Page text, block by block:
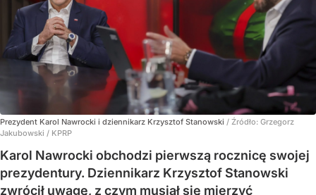
Prezydent Karol Nawrocki i dziennikarz Krzysztof Stanowski / Źródło: Grzegorz
Jakubowski / KPRP
Karol Nawrocki obchodzi pierwszą rocznicę swojej
prezydentury. Dziennikarz Krzysztof Stanowski
zwrócił uwagę, z czym musiał się mierzyć